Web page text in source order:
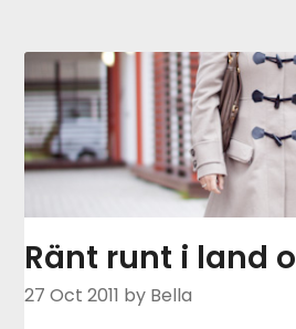
Ränt runt i land
27 Oct 2011 by Bella